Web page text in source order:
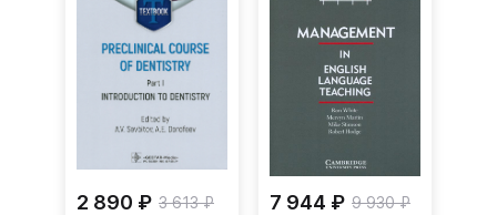
2 890 ₽ 3 613 ₽ 7 944 ₽ 9 930 ₽